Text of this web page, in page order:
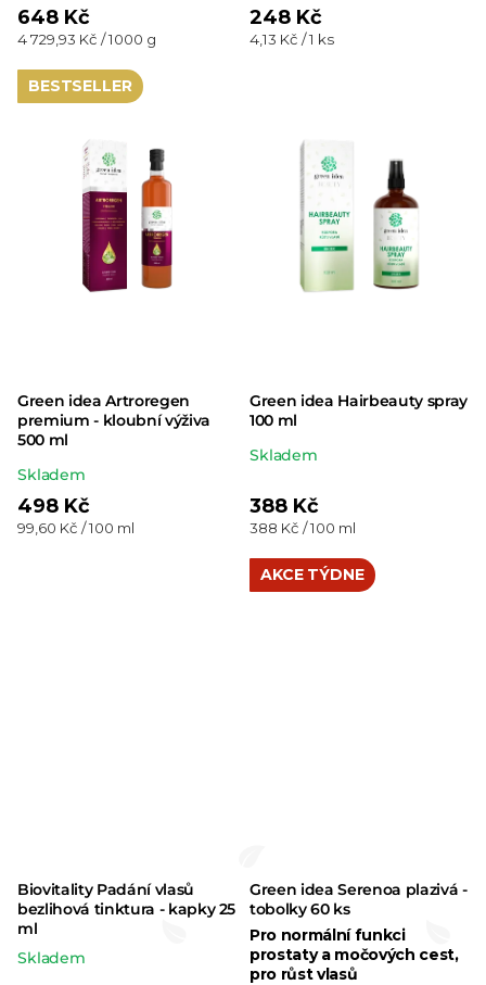
je
5,0
z 5
hvězdiček.
648 Kč
Měrná
4 729,93 Kč / 1000 g
hodnocení
produktu
hvězdiček.
248 Kč
Měrná
4,13 Kč / 1 ks
BESTSELLER
Green idea Artroregen
premium - kloubní výživa
500 ml
Průměrné
hodnocení
produktu
Skladem
498 Kč
Měrná
99,60 Kč / 100 ml
Green idea Hairbeauty spray
100 ml
Průměrné
produktu
5,0
Skladem
388 Kč
Měrná
388 Kč / 100 ml
Biovitality Padání vlasů
bezlihová tinktura - kapky 25
ml
Skladem
AKCE TÝDNE
Green idea Serenoa plazivá -
tobolky 60 ks
Pro normální funkci
prostaty a močových cest,
pro růst vlasů